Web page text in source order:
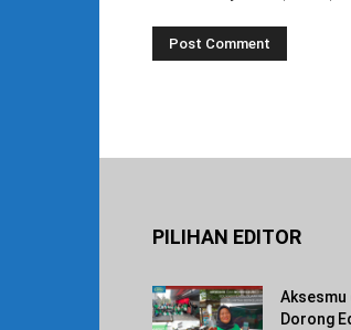
PILIHAN EDITOR
Aksesmu
Dorong